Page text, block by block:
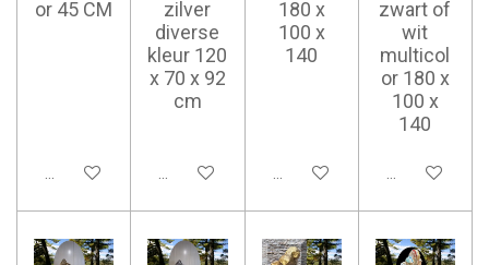
or 45 CM
Ajouter au panier
zilver
diverse
kleur 120
x 70 x 92
cm
Ajouter au panier
180 x
100 x
140
Ajouter au panier
zwart of
wit
multicol
or 180 x
100 x
140
Ajouter au